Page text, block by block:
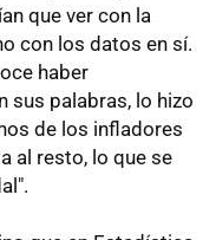
que ver con la
con los datos en sí.
haber
sus palabras, lo hizo
de los infladores
al resto, lo que se